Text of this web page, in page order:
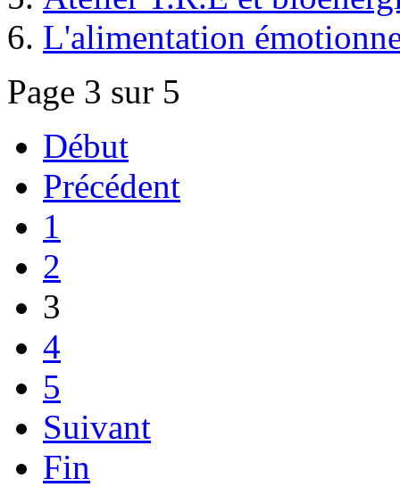
L'alimentation
Page 3 sur 5
Début
Précédent
1
2
3
4
5
Suivant
Fin